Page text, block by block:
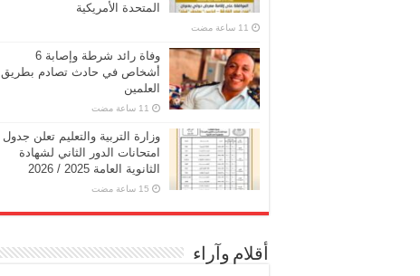
المتحدة الأمريكية
وفاة رائد شرطة وإصابة 6
أشخاص في حادث تصادم بطريق
العلمين
وزارة التربية والتعليم تعلن جدول
امتحانات الدور الثاني لشهادة
الثانوية العامة 2025 / 2026
أقلام وآراء